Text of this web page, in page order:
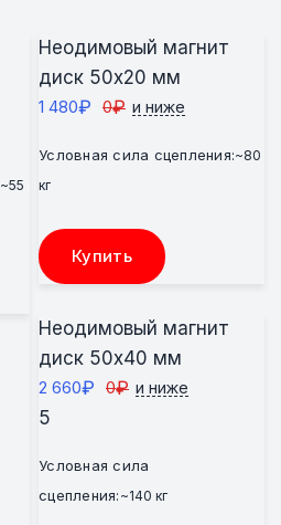
~55
Неодимовый магнит
диск 50х20 мм
1 480₽ 0₽ и ниже
Условная сила сцепления:~80
кг
Купить
Неодимовый магнит
диск 50х40 мм
2 660₽ 0₽ и ниже
5
Условная сила
сцепления: ~140 кг